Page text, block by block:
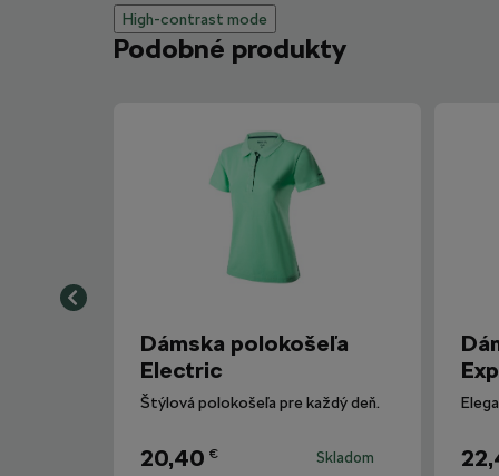
High-contrast mode
Podobné produkty
Dámska polokošeľa
Electric
Štýlová polokošeľa pre každý deň.
20,40 € Skladom